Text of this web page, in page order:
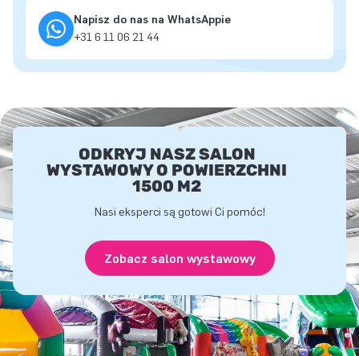
Napisz do nas na WhatsAppie
+31 6 11 06 21 44
ODKRYJ NASZ SALON
WYSTAWOWY O POWIERZCHNI
1500 M2
Nasi eksperci są gotowi Ci pomóc!
Zobacz salon wystawowy